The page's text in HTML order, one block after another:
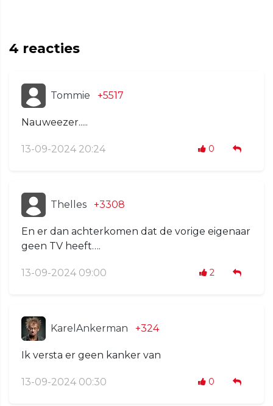
4 reacties
Tommie +5517
Nauweezer.....
13-09-2024 20:24 0
Thelles +3308
En er dan achterkomen dat de vorige eigenaar
geen TV heeft….
13-09-2024 09:00 2
KarelAnkerman +324
Ik versta er geen kanker van
13-09-2024 00:30 0